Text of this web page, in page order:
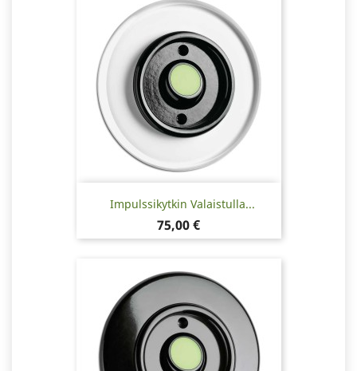
Impulssikytkin Valaistulla...
Hinta
75,00 €